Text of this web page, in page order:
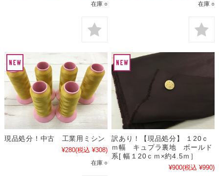
在庫 ○ 在庫 ○
現品処分！中古 工業用ミシン
¥280(税込 ¥308)
在庫 ○
訳あり！【現品処分】 １20ｃ
ｍ幅 キュプラ裏地 ボールド
系[ 幅１20ｃｍ×約4.5ｍ］
¥900(税込 ¥990)